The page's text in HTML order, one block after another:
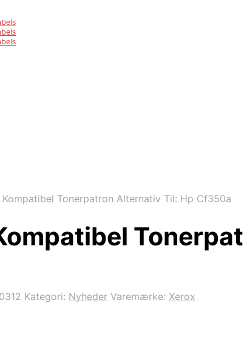
Tonerpatron Alternativ Til: Hp Cf350a
Kategori: Nyheder Varemærke: Xerox